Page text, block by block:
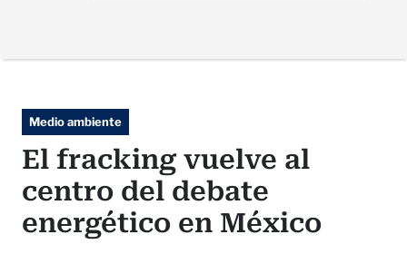
Medio ambiente
El fracking vuelve al
centro del debate
energético en México